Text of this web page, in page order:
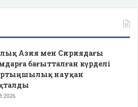
Азия мен Сириядағы
бағытталған күрделі
науқан